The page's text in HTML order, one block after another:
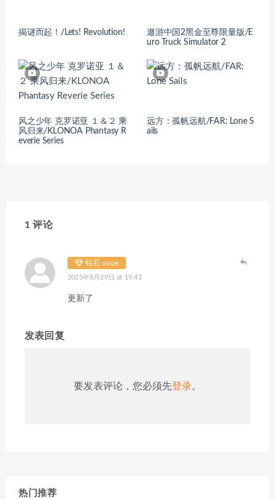
揭谜而起！/Lets! Revolution!
遨游中国2黑金至尊限量版/E
uro Truck Simulator 2
风之少年 克罗诺亚 １＆２ 乘
风归来/KLONOA Phantasy R
everie Series
远方：孤帆远航/FAR: Lone S
ails
1 评论
钻石 oooe
2025年8月29日 at 19:42
更新了
发表回复
要发表评论，您必须先登录。
热门推荐